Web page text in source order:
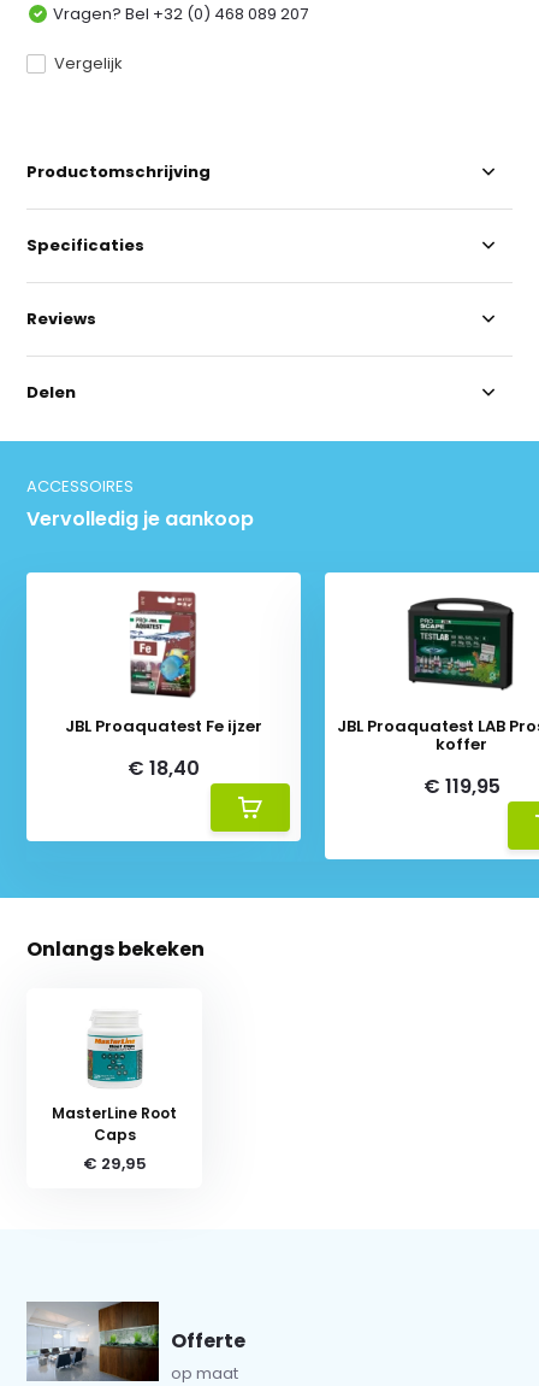
Vragen? Bel +32 (0) 468 089 207
Vergelijk
Productomschrijving
Specificaties
Reviews
Delen
ACCESSOIRES
Vervolledig je aankoop
JBL Proaquatest Fe ijzer
€ 18,40
JBL Proaquatest LAB
koffer
€ 119,95
Onlangs bekeken
MasterLine Root
Caps
€ 29,95
Offerte
op maat